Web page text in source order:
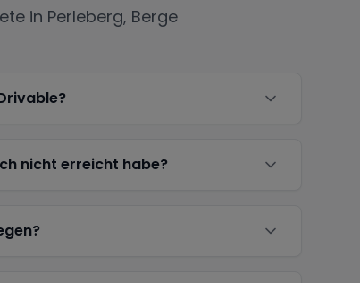
in Perleberg, Berge
nicht erreicht habe?